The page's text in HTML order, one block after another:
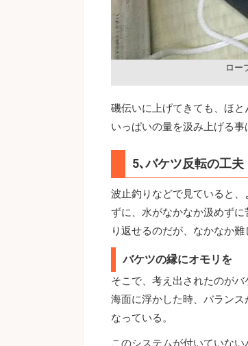
ロー
磯伝いに上げてきても、ほ
いっぱいの量を汲み上げる事
5､バケツ反転の工夫
波止釣りなどで見ていると
ずに、水がなかなか汲めず
り返せるのだが、なかなか難
バケツの縁にオモリを
そこで、考え出されたのが
海面に浮かした時、バラン
なっている。
このシステムが付いていな